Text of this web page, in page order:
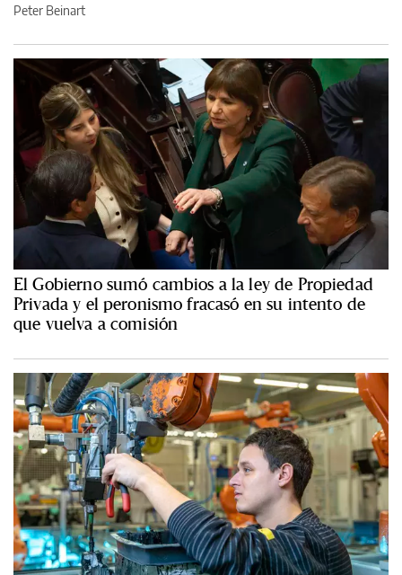
Peter Beinart
El Gobierno sumó cambios a la ley de Propiedad
Privada y el peronismo fracasó en su intento de
que vuelva a comisión